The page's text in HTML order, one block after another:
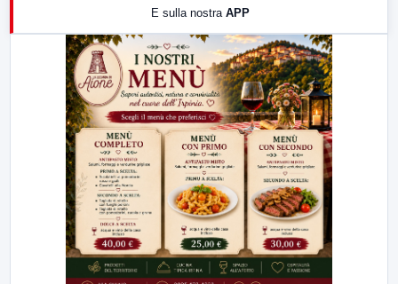
LabNews (replica)
E sulla nostra APP